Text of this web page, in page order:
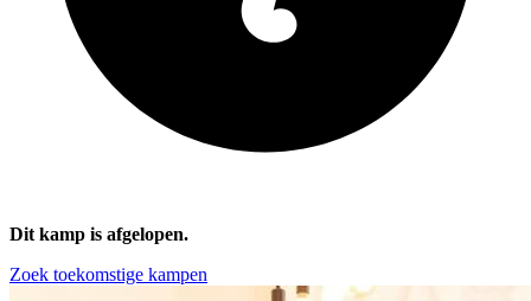
Dit kamp is afgelopen.
Zoek toekomstige kampen